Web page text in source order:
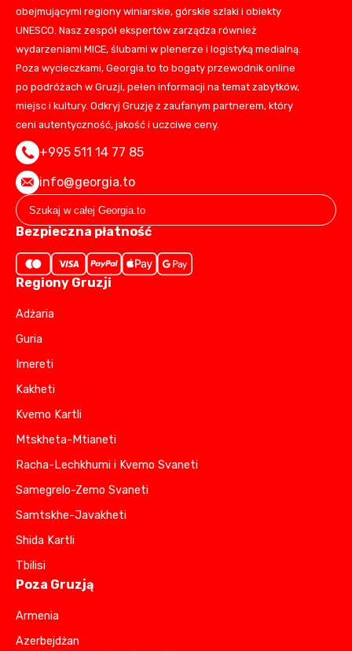
obejmującymi regiony winiarskie, górskie szlaki i obiekty
UNESCO. Nasz zespół ekspertów zarządza również
wydarzeniami MICE, ślubami w plenerze i logistyką medialną.
Poza wycieczkami, Georgia.to to bogaty przewodnik online
po podróżach w Gruzji, pełen informacji na temat zabytków,
miejsc i kultury. Odkryj Gruzję z zaufanym partnerem, który
ceni autentyczność, jakość i uczciwe ceny.
+995 511 14 77 85
info@georgia.to
Bezpieczna płatność
Regiony Gruzji
Adżaria
Guria
Imereti
Kakheti
Kvemo Kartli
Mtskheta-Mtianeti
Racha-Lechkhumi i Kvemo Svaneti
Samegrelo-Zemo Svaneti
Samtskhe-Javakheti
Shida Kartli
Tbilisi
Poza Gruzją
Armenia
Azerbejdżan